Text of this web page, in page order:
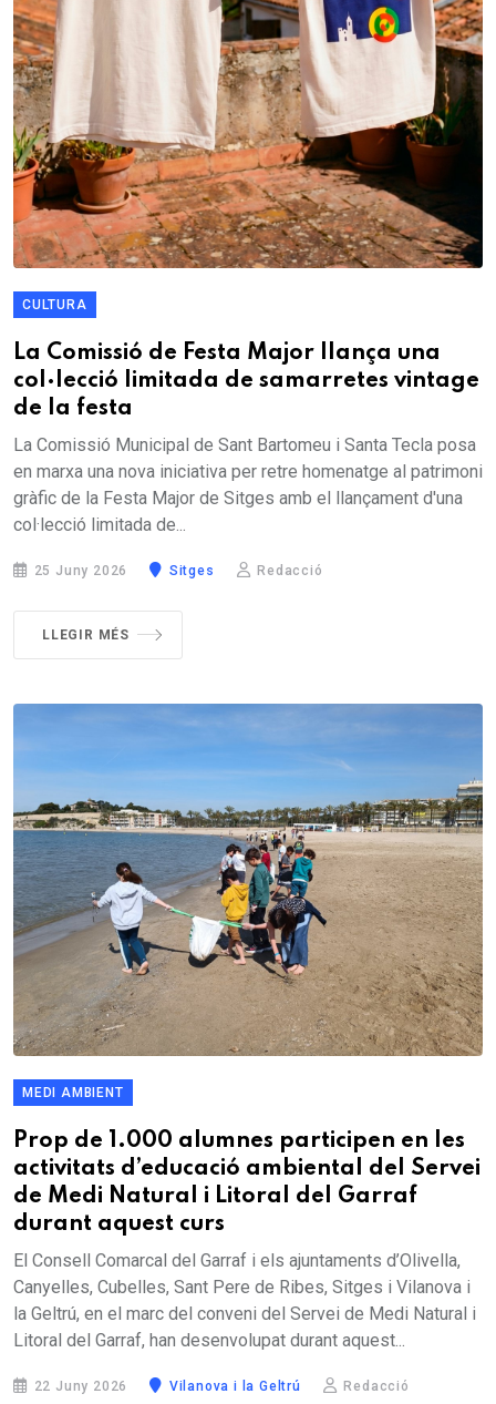
CULTURA
La Comissió de Festa Major llança una
col·lecció limitada de samarretes vintage
de la festa
La Comissió Municipal de Sant Bartomeu i Santa Tecla posa
en marxa una nova iniciativa per retre homenatge al patrimoni
gràfic de la Festa Major de Sitges amb el llançament d'una
col·lecció limitada de...
25 Juny 2026 Sitges Redacció
LLEGIR MÉS
MEDI AMBIENT
Prop de 1.000 alumnes participen en les
activitats d’educació ambiental del Servei
de Medi Natural i Litoral del Garraf
durant aquest curs
El Consell Comarcal del Garraf i els ajuntaments d’Olivella,
Canyelles, Cubelles, Sant Pere de Ribes, Sitges i Vilanova i
la Geltrú, en el marc del conveni del Servei de Medi Natural i
Litoral del Garraf, han desenvolupat durant aquest...
22 Juny 2026 Vilanova i la Geltrú Redacció